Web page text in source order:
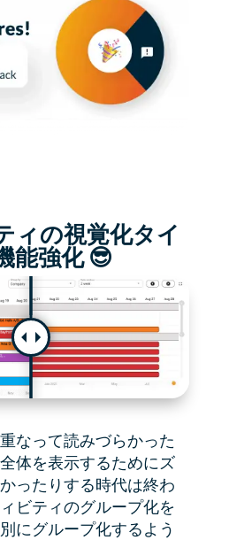
ィの視覚化タイ
能強化 😎
なって読みづらかった
体を表示するためにズ
ったりする時代は終わ
ビティのグループ化を
にグループ化するよう